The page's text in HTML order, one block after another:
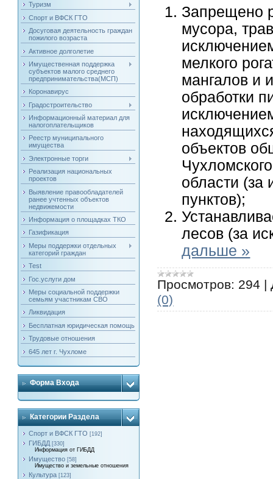
Туризм
Спорт и ВФСК ГТО
Досуговая деятельность граждан
пожилого возраста
Активное долголетие
Имущественная поддержка
субъектов малого среднего
предпринимательства(МСП)
Коронавирус
Градостроительство
Информационный материал для
налогоплательщиков
Реестр муниципального
имущества
Электронные торги
Реализация национальных
проектов
Выявление правообладателей
ранее учтенных объектов
недвижемости
Информация о площадках ТКО
Газификация
Меры поддержки отдельных
категорий граждан
Test
Гос.услуги дом
Меры социальной поддержки
семьям участникам СВО
Ликвидация
Бесплатная юридическая помощь
Трудовые отношения
645 лет г. Чухломе
Форма Входа
Категории Раздела
Спорт и ВФСК ГТО [192]
ГИБДД [330]
Информация от ГИБДД
Имущество [58]
Имущество и земельные отношения
Культура [123]
Запрещено
мусора,
мелкого
мангалов и
обработки
объектов
области (за
пунктов);
лесов (за
дальше »
Просмотров: 294 |
(0)